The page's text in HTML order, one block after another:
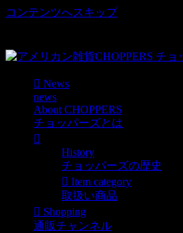
コンテンツへスキップ
News
news
About CHOPPERS
チョッパーズとは
History
チョッパーズの歴史
Item category
取扱い商品
Shopping
通販チャンネル